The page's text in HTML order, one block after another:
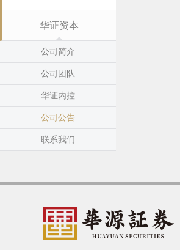
华证资本
公司简介
公司团队
华证内控
公司公告
联系我们